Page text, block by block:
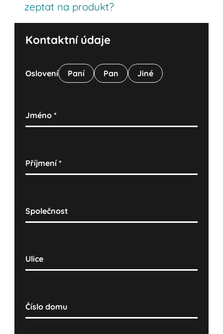
zeptat na produkt?
Kontaktní údaje
Oslovení Paní Pan Jiné
Jméno*
Příjmení*
Společnost
Ulice
Číslo domu